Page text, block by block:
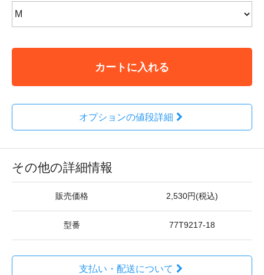
カートに入れる
オプションの値段詳細
その他の詳細情報
販売価格 2,530円(税込)
型番 77T9217-18
支払い・配送について